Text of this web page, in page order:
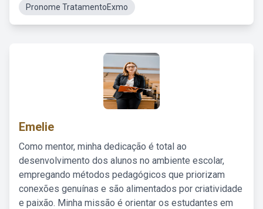
Pronome TratamentoExmo
Emelie
Como mentor, minha dedicação é total ao
desenvolvimento dos alunos no ambiente escolar,
empregando métodos pedagógicos que priorizam
conexões genuínas e são alimentados por criatividade
e paixão. Minha missão é orientar os estudantes em